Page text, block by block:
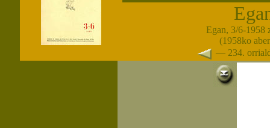
Egan, 3/6-1958
(1958ko
— 234.